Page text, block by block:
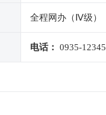
全程网办（Ⅳ级）
电话： 0935-12345